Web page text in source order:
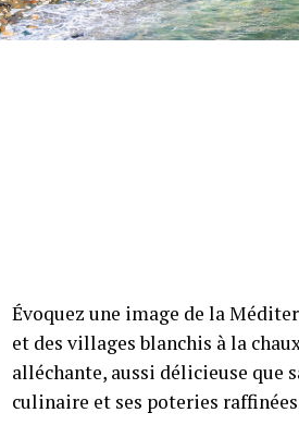
Évoquez une image de la
et des villages blanchis à la
alléchante, aussi délicieuse que
culinaire et ses poteries